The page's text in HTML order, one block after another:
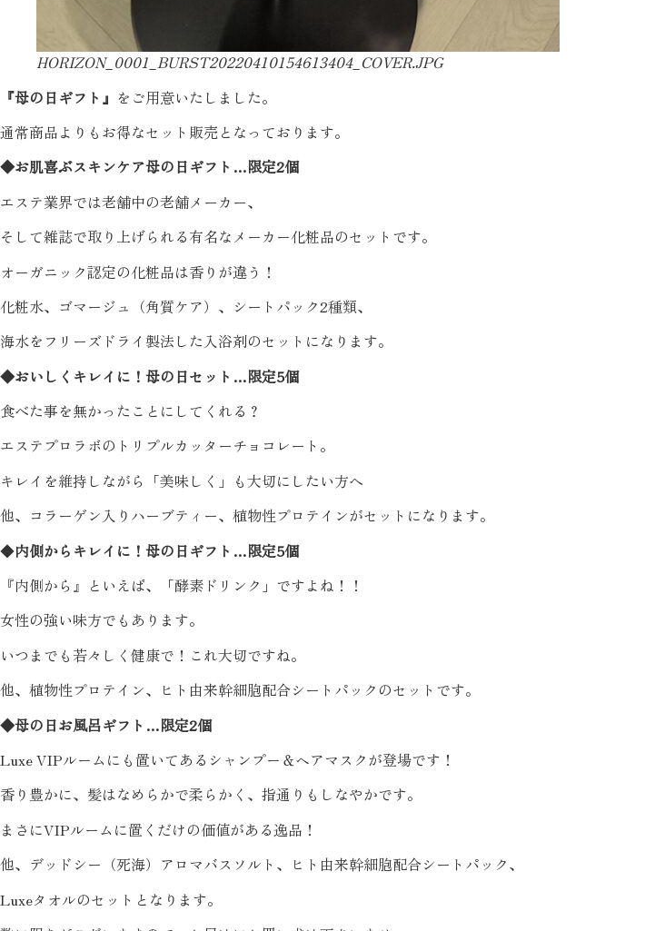
HORIZON_0001_BURST20220410154613404_COVER.JPG
『母の日ギフト』 をご用意いたしました。
通常商品よりもお得なセット販売となっております。
◆お肌喜ぶスキンケア母の日ギフト…限定2個
エステ業界では老舗中の老舗メーカー、
そして雑誌で取り上げられる有名なメーカー化粧品のセットです。
オーガニック認定の化粧品は香りが違う！
化粧水、ゴマージュ（角質ケア）、シートパック2種類、
海水をフリーズドライ製法した入浴剤のセットになります。
◆おいしくキレイに！母の日セット…限定5個
食べた事を無かったことにしてくれる？
エステプロラボのトリプルカッターチョコレート。
キレイを維持しながら「美味しく」も大切にしたい方へ
他、コラーゲン入りハーブティー、植物性プロテインがセットになります。
◆内側からキレイに！母の日ギフト…限定5個
『内側から』といえば、「酵素ドリンク」ですよね！！
女性の強い味方でもあります。
いつまでも若々しく健康で！これ大切ですね。
他、植物性プロテイン、ヒト由来幹細胞配合シートパックのセットです。
◆母の日お風呂ギフト…限定2個
Luxe VIPルームにも置いてあるシャンプー＆ヘアマスクが登場です！
香り豊かに、髪はなめらかで柔らかく、指通りもしなやかです。
まさにVIPルームに置くだけの価値がある逸品！
他、デッドシー（死海）アロマバスソルト、ヒト由来幹細胞配合シートパック、
Luxeタオルのセットとなります。